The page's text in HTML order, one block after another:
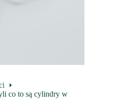
co to są cylindry w